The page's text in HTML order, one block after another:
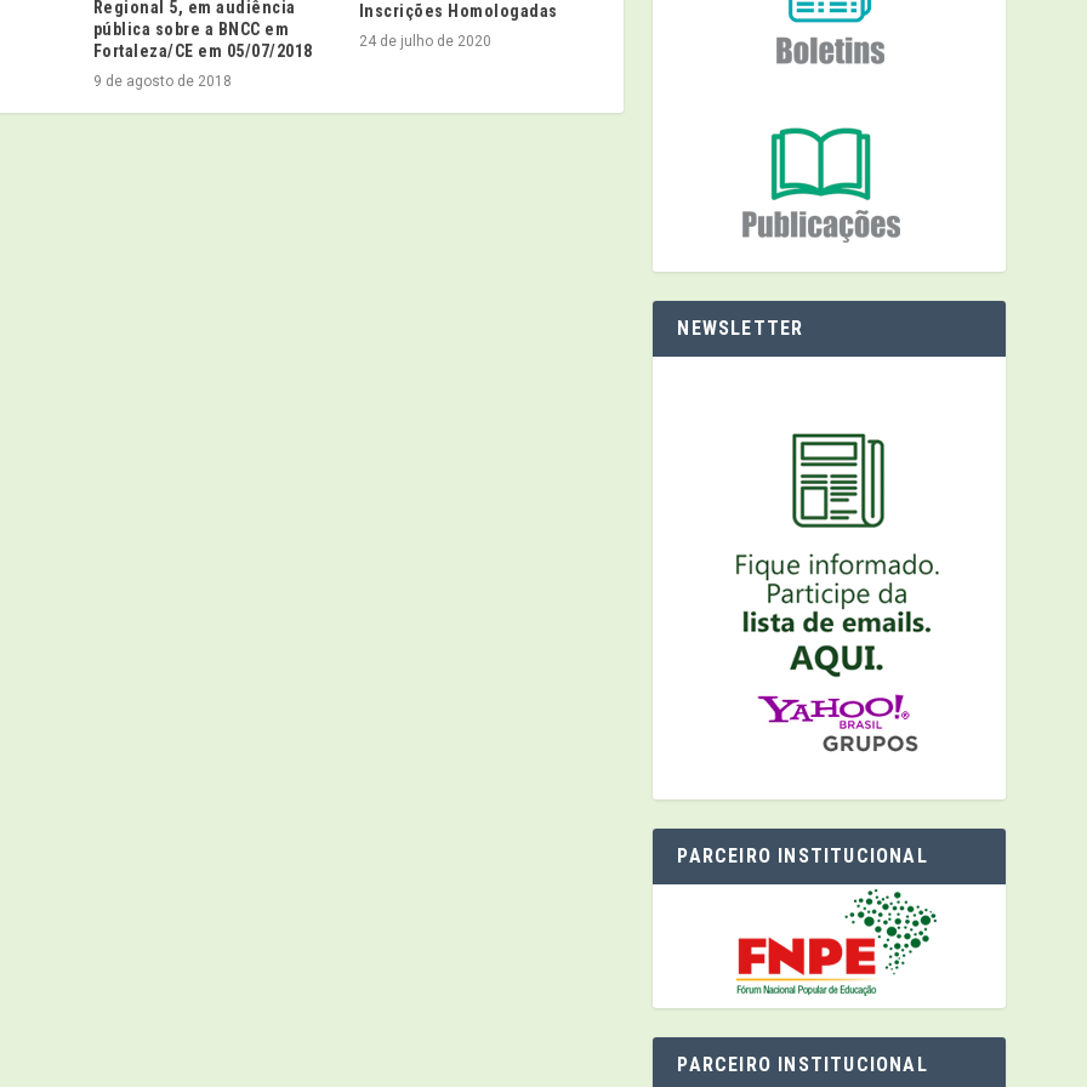
Regional 5, em audiência
pública sobre a BNCC em
Fortaleza/CE em 05/07/2018
9 de agosto de 2018
Inscrições Homologadas
24 de julho de 2020
NEWSLETTER
PARCEIRO INSTITUCIONAL
PARCEIRO INSTITUCIONAL